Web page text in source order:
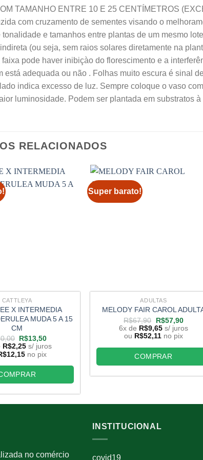
TAMANHO ENTRE 10 E 25 CENTÍMETROS
com cruzamento de sementes visando o
e tamanhos entre plantas de um mesmo
(ou seja, sem raios solares diretamente na
pode haver inibiçào do florescimento e a
está adequada ou não . Folhas muito escura é sinal
indica excesso de luz. Sempre coloque o vaso
luminosidade. Podem ser plantada em substratos
RELACIONADOS
CATTLEYA
X INTERMEDIA
MUDA 5 A 15
CM
O
preço
original
era:
R$20,00.
R$13,50O
preço
atual
é:
R$13,50.
R$2,25 s/ juros
12,15 no pix
Super barato!
ADULTAS
MELODY FAIR CAROL
R$67,90
O
preço
original
era:
R$67,90.
R$57,90O
preço
atual
é:
6x de R$9,65 s/ juros
ou R$52,11 no pix
COMPRAR
no comércio
INSTITUCIONAL
covid19